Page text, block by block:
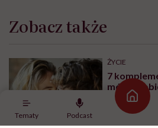
Tematy Podcast
Strona
Zobacz także
ŻYCIE
7
mówić